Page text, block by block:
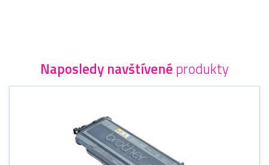
Naposledy navštívené produkty